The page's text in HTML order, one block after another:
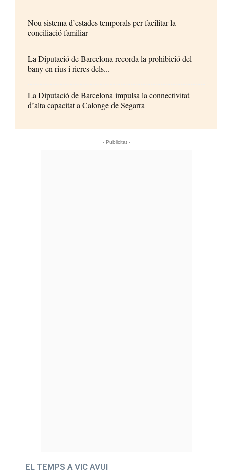
Nou sistema d’estades temporals per facilitar la
conciliació familiar
La Diputació de Barcelona recorda la prohibició del
bany en rius i rieres dels...
La Diputació de Barcelona impulsa la connectivitat
d’alta capacitat a Calonge de Segarra
- Publicitat -
EL TEMPS A VIC AVUI